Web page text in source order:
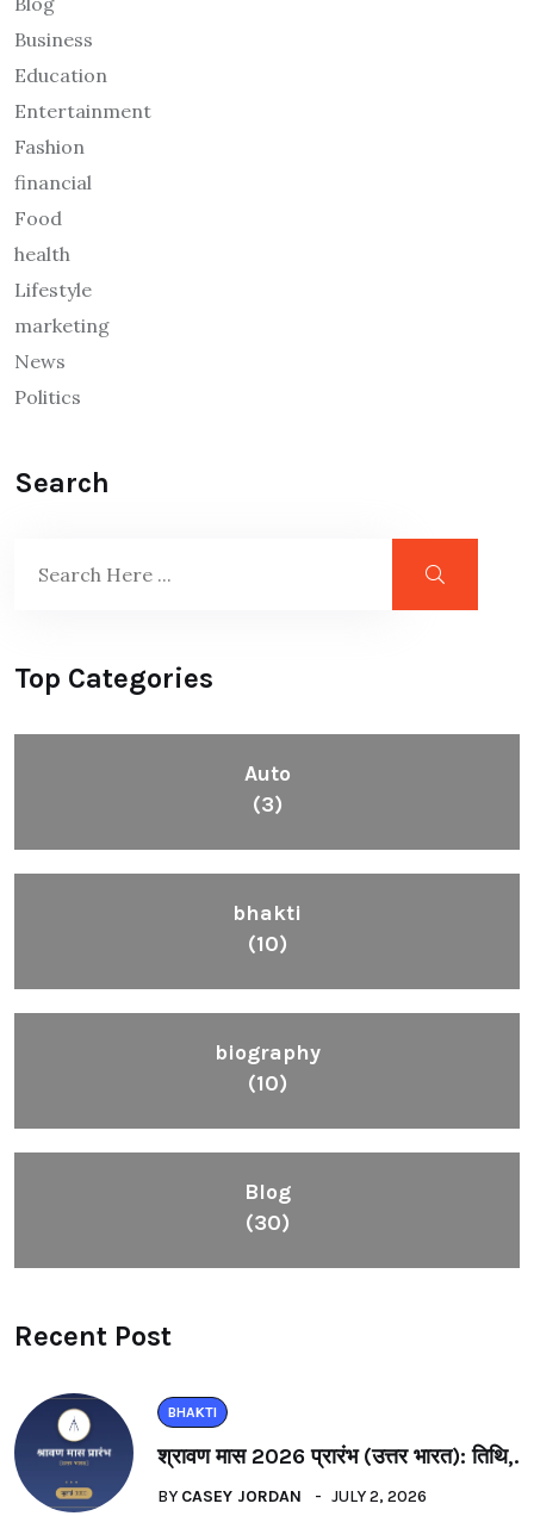
Business
Education
Entertainment
Fashion
financial
Food
health
Lifestyle
marketing
News
Politics
Search
Top Categories
Auto
(3)
bhakti
(10)
biography
(10)
Blog
(30)
Recent Post
BHAKTI
श्रावण मास 2026 प्रारंभ (उत्तर भारत): तिथि,.
BY CASEY JORDAN JULY 2, 2026